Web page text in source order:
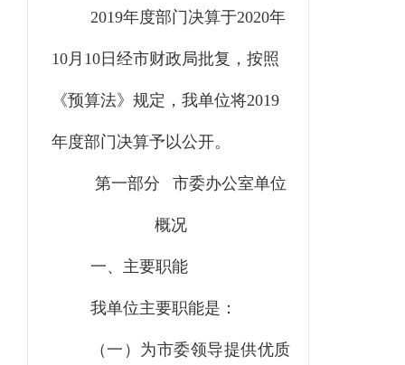
2019年度部门决算于2020年
10月10日经市财政局批复，按照
《预算法》规定，我单位将2019
年度部门决算予以公开。
第一部分 市委办公室单位
概况
一、主要职能
我单位主要职能是：
（一）为市委领导提供优质